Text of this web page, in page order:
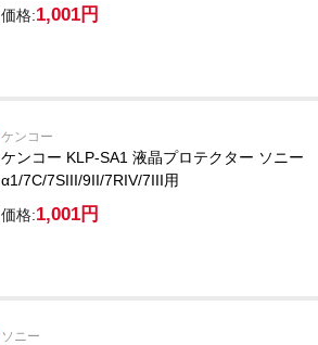
価格:1,001円
ケンコー
ケンコー KLP-SA1 液晶プロテクター ソニー
α1/7C/7SIII/9II/7RIV/7III用
価格:1,001円
ソニー